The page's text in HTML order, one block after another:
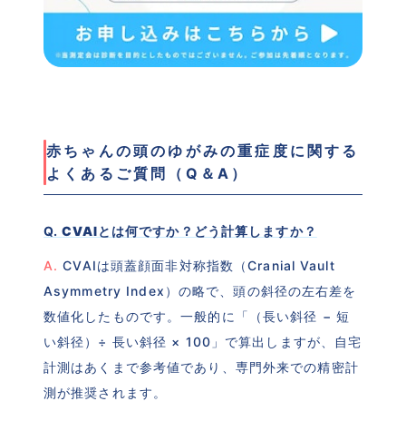
赤ちゃんの頭のゆがみの重症度に関する
よくあるご質問（Q＆A）
Q. CVAIとは何ですか？どう計算しますか？
A. CVAIは頭蓋顔面非対称指数（Cranial Vault
Asymmetry Index）の略で、頭の斜径の左右差を
数値化したものです。一般的に「（長い斜径 − 短
い斜径）÷ 長い斜径 × 100」で算出しますが、自宅
計測はあくまで参考値であり、専門外来での精密計
測が推奨されます。